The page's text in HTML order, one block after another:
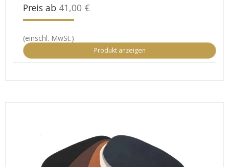
Preis ab 41,00 €
(einschl. MwSt.)
Produkt anzeigen